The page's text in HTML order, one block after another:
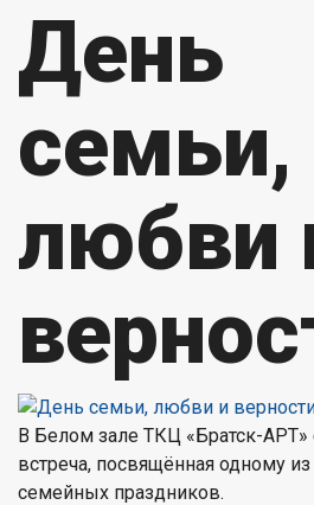
День
семьи,
любви
В Белом зале ТКЦ «Братск-АРТ»
встреча, посвящённая одному
семейных праздников.